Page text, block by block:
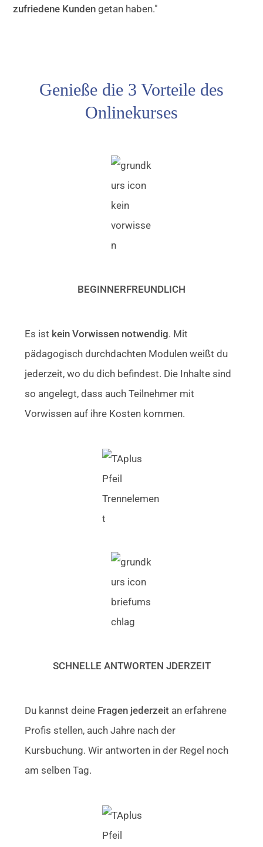
zufriedene Kunden getan haben."
Genieße die 3 Vorteile des
Onlinekurses
BEGINNERFREUNDLICH
Es ist kein Vorwissen notwendig. Mit
pädagogisch durchdachten Modulen weißt du
jederzeit, wo du dich befindest. Die Inhalte sind
so angelegt, dass auch Teilnehmer mit
Vorwissen auf ihre Kosten kommen.
SCHNELLE ANTWORTEN JDERZEIT
Du kannst deine Fragen jederzeit an erfahrene
Profis stellen, auch Jahre nach der
Kursbuchung. Wir antworten in der Regel noch
am selben Tag.